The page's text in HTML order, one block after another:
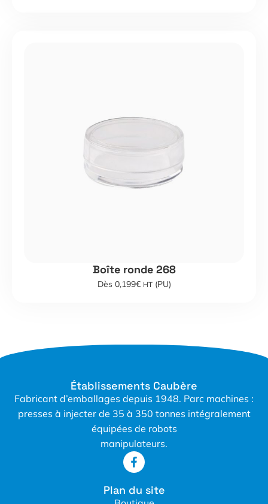
Boîte ronde 268
Dès 0,199€ HT(PU)
Établissements Caubère
Fabricant d’emballages depuis 1948. Parc machines :
presses à injecter de 35 à 350 tonnes intégralement
équipées de robots
manipulateurs.
Plan du site